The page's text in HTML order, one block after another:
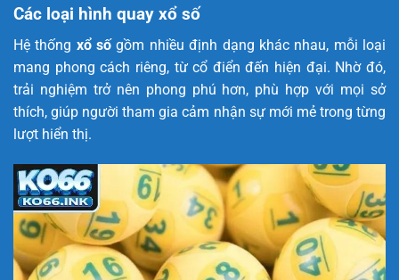
Các loại hình quay xổ số
Hệ thống xổ sốgồm nhiều định dạng khác nhau, mỗi loại
mang phong cách riêng, từ cổ điển đến hiện đại. Nhờ đó,
trải nghiệm trở nên phong phú hơn, phù hợp với mọi sở
thích, giúp người tham gia cảm nhận sự mới mẻ trong từng
lượt hiển thị.